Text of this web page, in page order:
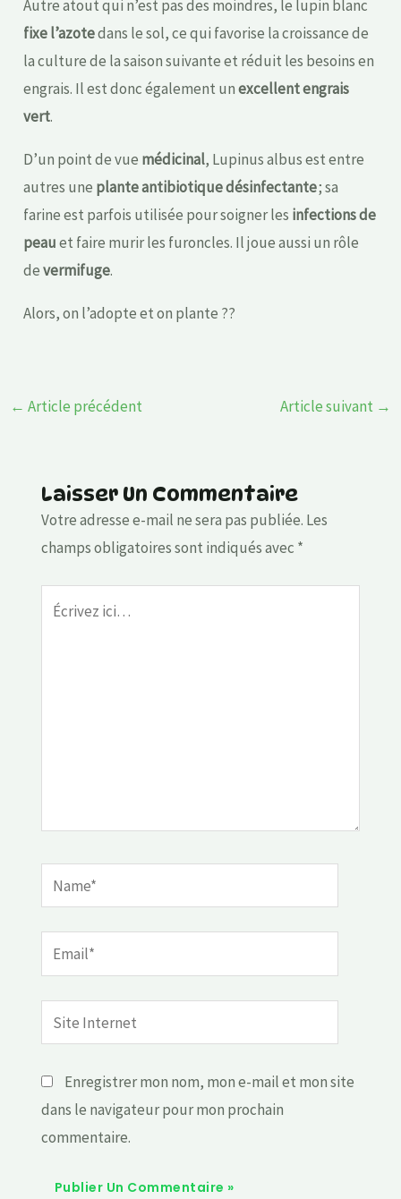
Autre atout qui n’est pas des moindres, le lupin blanc
fixe l’azotedans le sol, ce qui favorise la croissance de
la culture de la saison suivante et réduit les besoins en
engrais. Il est donc également unexcellent engrais
vert.
D’un point de vue médicinal, Lupinus albus est entre
autres une plante antibiotique désinfectante; sa
farine est parfois utilisée pour soigner les infections de
peauet faire murir les furoncles. Il joue aussi un rôle
devermifuge.
Alors, on l’adopte et on plante ??
← Article précédent Article suivant →
Laisser Un Commentaire
Votre adresse e-mail ne sera pas publiée. Les
champs obligatoires sont indiqués avec *
Écrivez
Name*
Email*
Site
Internet
Enregistrer mon nom, mon e-mail et mon site
dans le navigateur pour mon prochain
commentaire.